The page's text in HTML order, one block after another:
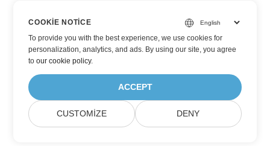
COOKIE NOTICE
To provide you with the best experience, we use cookies for
personalization, analytics, and ads. By using our site, you agree
toour cookie policy.
ACCEPT
CUSTOMIZE DENY